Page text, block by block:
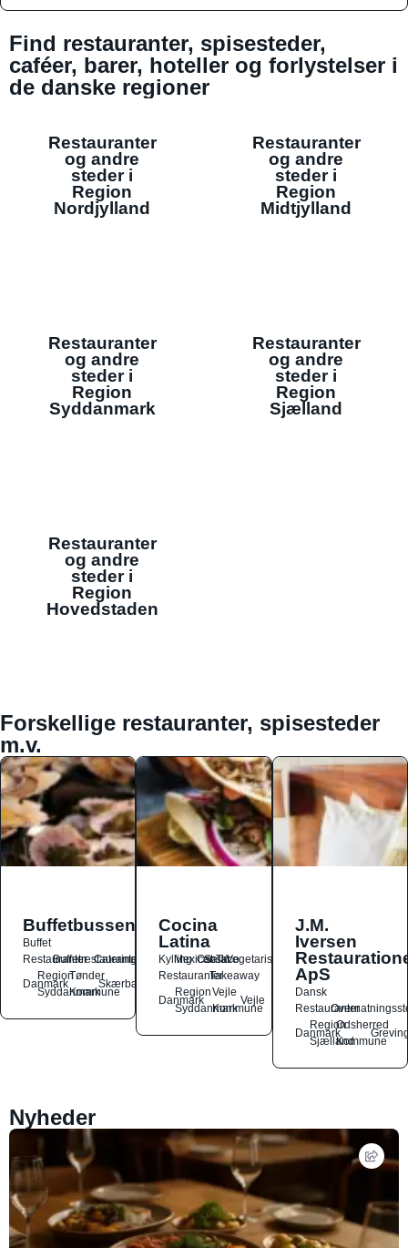
Find restauranter, spisesteder,
caféer, barer, hoteller og forlystelser i
de danske regioner
Restauranter
og andre
steder i
Region
Nordjylland
Restauranter
og andre
steder i
Region
Midtjylland
Restauranter
og andre
steder i
Region
Syddanmark
Restauranter
og andre
steder i
Region
Sjælland
Restauranter
og andre
steder i
Region
Hovedstaden
Forskellige restauranter, spisesteder
m.v.
Buffetbussen
Buffet
Restauranter
Buffetrestauranter
Catering
Danmark
Region
Syddanmark
Tønder
Kommune
Skærbæk
Cocina
Latina
Kylling
Mexicansk
OstSalat
TacoVegetarisk
RestauranterTakeaway
Danmark
Region
Syddanmark
Vejle
Kommune
Vejle
J.M.
Iversen
ApS
Dansk
Restauranter
Danmark
Region
Sjælland
Odsherred
Kommune
Nyheder